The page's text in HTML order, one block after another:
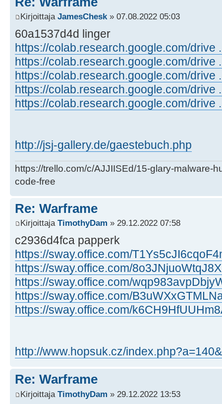
Kirjoittaja JamesChesk» 07.08.2022 05:03
60a1537d4d linger
https://colab.research.google.com/drive
https://colab.research.google.com/drive
https://colab.research.google.com/drive
https://colab.research.google.com/drive
https://colab.research.google.com/drive
http://jsj-gallery.de/gaestebuch.php
https://trello.com/c/AJJIISEd/15-glary-malware-
code-free
Re: Warframe
Kirjoittaja TimothyDam » 29.12.2022 07:58
c2936d4fca papperk
https://sway.office.com/
https://sway.office.com/
https://sway.office.com/
https://sway.office.com/
https://sway.office.com/
http://www.hopsuk.cz/
Re: Warframe
Kirjoittaja TimothyDam » 29.12.2022 13:53